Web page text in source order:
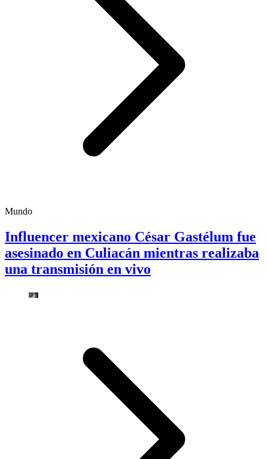
Mundo
Influencer mexicano César Gastélum fue
asesinado en Culiacán mientras realizaba
una transmisión en vivo